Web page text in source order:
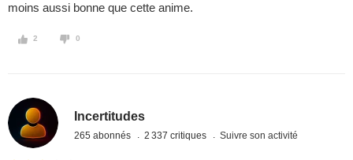
moins aussi bonne que cette anime.
2 0
Incertitudes
265 abonnés 2 337 critiques Suivre son activité